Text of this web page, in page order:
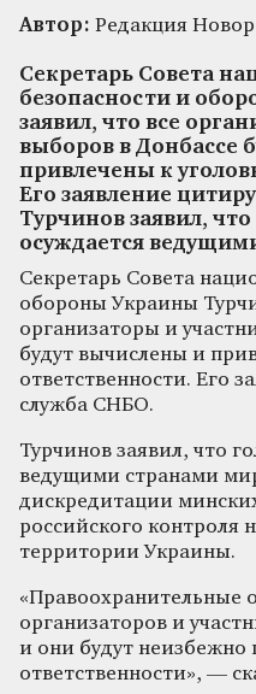
Автор: Редакция
Секретарь Совета
безопасности и
заявил, что все
выборов в Донбассе
привлечены к
Его заявление
Турчинов заявил,
осуждается
Секретарь Совета
обороны Украины
организаторы и
будут вычислены и
ответственности. Его
служба СНБО.
Турчинов заявил, что
ведущими странами
дискредитации
российского контроля
территории Украины.
«Правоохранительные
организаторов и
и они будут неизбежно
ответственности», —